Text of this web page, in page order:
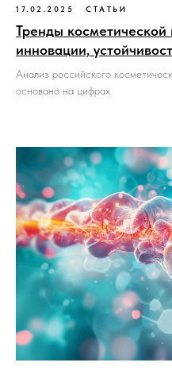
17.02.2025 СТАТЬИ
Тренды косметической
инновации,
Анализ российского
основано на цифрах